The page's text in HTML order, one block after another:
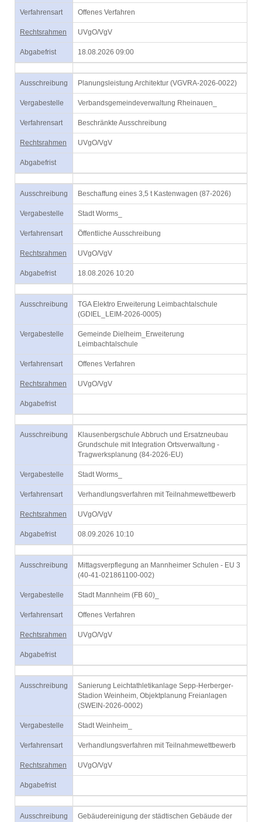
Verfahrensart Offenes Verfahren
Rechtsrahmen UVgO/VgV
Abgabefrist 18.08.2026 09:00
Ausschreibung Planungsleistung Architektur (VGVRA-2026-0022)
Vergabestelle Verbandsgemeindeverwaltung Rheinauen_
Verfahrensart Beschränkte Ausschreibung
Rechtsrahmen UVgO/VgV
Abgabefrist
Ausschreibung Beschaffung eines 3,5 t Kastenwagen (87-2026)
Vergabestelle Stadt Worms_
Verfahrensart Öffentliche Ausschreibung
Rechtsrahmen UVgO/VgV
Abgabefrist 18.08.2026 10:20
Ausschreibung
TGA Elektro Erweiterung Leimbachtalschule
(GDIEL_LEIM-2026-0005)
Vergabestelle
Gemeinde Dielheim_Erweiterung
Leimbachtalschule
Verfahrensart Offenes Verfahren
Rechtsrahmen UVgO/VgV
Abgabefrist
Ausschreibung
Klausenbergschule Abbruch und Ersatzneubau
Grundschule mit Integration Ortsverwaltung -
Tragwerksplanung (84-2026-EU)
Vergabestelle Stadt Worms_
Verfahrensart Verhandlungsverfahren mit Teilnahmewettbewerb
Rechtsrahmen UVgO/VgV
Abgabefrist 08.09.2026 10:10
Ausschreibung
Mittagsverpflegung an Mannheimer Schulen - EU 3
(40-41-021861100-002)
Vergabestelle Stadt Mannheim (FB 60)_
Verfahrensart Offenes Verfahren
Rechtsrahmen UVgO/VgV
Abgabefrist
Ausschreibung
Sanierung Leichtathletikanlage Sepp-Herberger-
Stadion Weinheim, Objektplanung Freianlagen
(SWEIN-2026-0002)
Vergabestelle Stadt Weinheim_
Verfahrensart Verhandlungsverfahren mit Teilnahmewettbewerb
Rechtsrahmen UVgO/VgV
Abgabefrist
Ausschreibung Gebäudereinigung der städtischen Gebäude der